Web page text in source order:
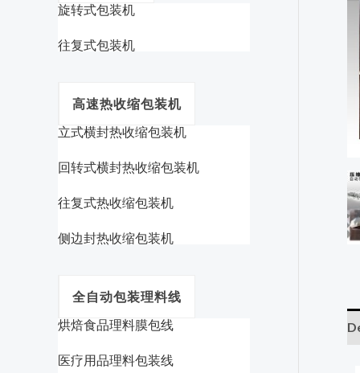
旋转式包装机
往复式包装机
高速热收缩包装机
立式横封热收缩包装机
回转式横封热收缩包装机
往复式热收缩包装机
侧边封热收缩包装机
全自动包装理料线
烘焙食品理料膜包线
医疗用品理料包装线